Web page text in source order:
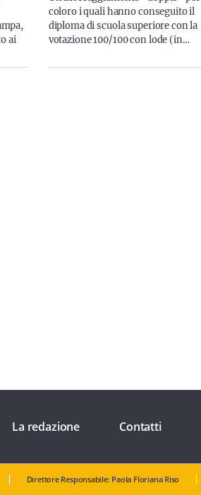
ai
coloro i quali hanno conseguito il
diploma di scuola superiore con la
votazione 100/100 con lode (in…
La redazione Contatti
Direttore Responsabile: Paola Floriana Riso